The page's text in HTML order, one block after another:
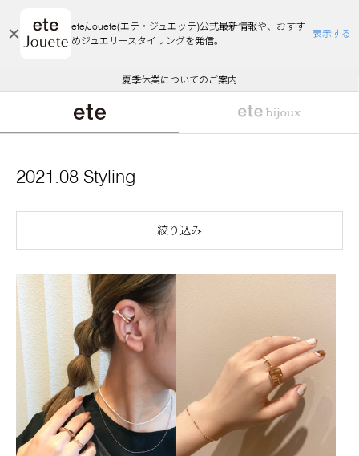
ete/Jouete(エテ・ジュエッテ)公式最新情報や、おすす
めジュエリースタイリングを発信。
表示する
エコラッピング及びエコポイント付与のご案内
ご注文いただいたお品物のお届け状況について
夏季休業についてのご案内
WEB Limited Items >>
採用のご案内
悪質な偽サイトにご注意ください
エコラッピング及びエコポイント付与のご案内
ご注文いただいたお品物のお届け状況について
2021.08 Styling
絞り込み